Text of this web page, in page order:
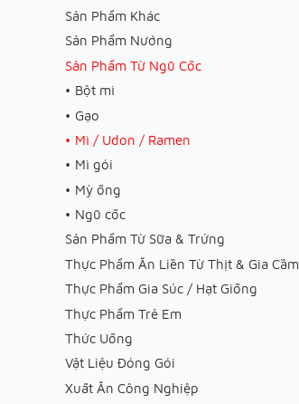
Sản Phẩm Khác
Sản Phẩm Nướng
Sản Phẩm Từ Ngũ Cốc
Bột mì
Gạo
Mì / Udon / Ramen
Mì gói
Mỳ ống
Ngũ cốc
Sản Phẩm Từ Sữa & Trứng
Thực Phẩm Ăn Liền Từ Thịt & Gia Cầm
Thực Phẩm Gia Súc / Hạt Giống
Thực Phẩm Trẻ Em
Thức Uống
Vật Liệu Đóng Gói
Xuất Ăn Công Nghiệp